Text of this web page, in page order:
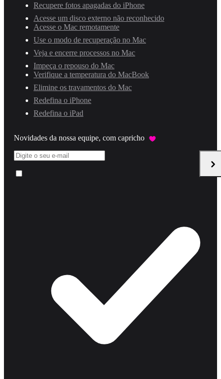
Recupere fotos apagadas do iPhone
Acesse um disco externo não reconhecido
Acesse o Mac remotamente
Use o modo de recuperação no Mac
Veja e encerre processos no Mac
Impeça o repouso do Mac
Verifique a temperatura do MacBook
Elimine os travamentos do Mac
Redefina o iPhone
Redefina o iPad
Novidades da nossa equipe, com capricho